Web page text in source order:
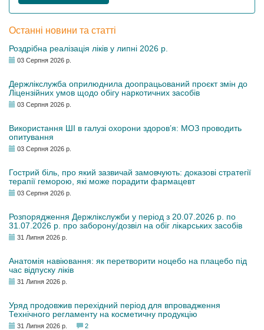
Останні новини та статті
Роздрібна реалізація ліків у липні 2026 р.
03 Серпня 2026 р.
Держлікслужба оприлюднила доопрацьований проєкт змін до
Ліцензійних умов щодо обігу наркотичних засобів
03 Серпня 2026 р.
Використання ШІ в галузі охорони здоров’я: МОЗ проводить
опитування
03 Серпня 2026 р.
Гострий біль, про який зазвичай замовчують: доказові стратегії
терапії геморою, які може порадити фармацевт
03 Серпня 2026 р.
Розпорядження Держлікслужби у період з 20.07.2026 р. по
31.07.2026 р. про заборону/дозвіл на обіг лікарських засобів
31 Липня 2026 р.
Анатомія навіювання: як перетворити ноцебо на плацебо під
час відпуску ліків
31 Липня 2026 р.
Уряд продовжив перехідний період для впровадження
Технічного регламенту на косметичну продукцію
31 Липня 2026 р. 2